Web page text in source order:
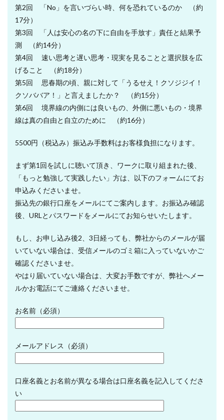
ー
ヤ
ー
第2回 「No」を言いづらい時、何を恐れているのか （約
17分）
第3回 「人は安心の名の下に自由を手放す」責任と結果予
測 （約14分）
第4回 速い思考と遅い思考・現実を見ることと選択肢を広
げること （約18分）
第5回 思春期の頃、親に対して「うるせえ！クソジジイ！
クソババア！」と言えましたか？ （約15分）
第6回 境界線の内側には良いもの、外側に悪いもの・境界
線は真の自由と自立のために （約16分）
5500円（税込み）振込み手数料はお客様負担になります。
まず第1回を試しに聴いて頂き、ワークに取り組まれた後、
「もっと勉強して実践したい」方は、以下のフォームにてお
申込みくださいませ。
振込先の銀行口座をメールにてご案内します。お振込み確認
後、URLとパスワードをメールにてお知らせいたします。
もし、お申し込み後2、3日経っても、弊社からのメールが届
いていない場合は、受信メールのゴミ箱に入っていないかご
確認くださいませ。
やはり届いていない場合は、大変お手数ですが、弊社へメー
ルかお電話にてご連絡くださいませ。
お名前（必須）
メールアドレス（必須）
口座名義とお名前が異なる場合は口座名義を記入してくださ
い